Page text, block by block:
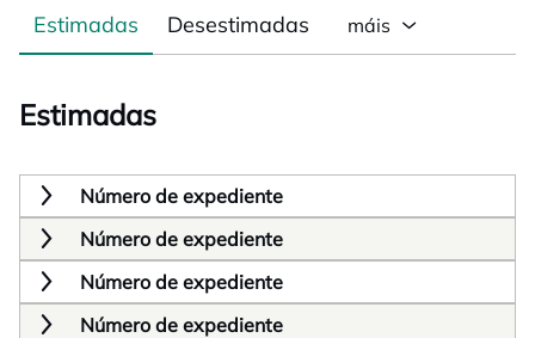
Estimadas Desestimadas máis
Estimadas
Número de expediente
Número de expediente
Número de expediente
Número de expediente